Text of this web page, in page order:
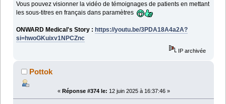
Vous pouvez visionner la vidéo de témoignages de patients en mettant
les sous-titres en français dans paramètres
ONWARD Medical's Story : https://youtu.be/3PDA18A4a2A?
si=hwoGKuixv1NPCZnc
IP archivée
Pottok
« Réponse #374 le: 12 juin 2025 à 16:37:46 »